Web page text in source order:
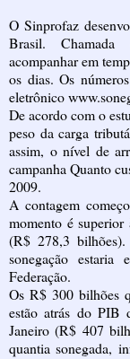
O Sinprofaz
Brasil. Chamada
acompanhar em
os dias. Os
eletrônico
De acordo com o
peso da carga
assim, o nível de
campanha Quanto
2009.
A contagem
momento é superior
(R$ 278,3
sonegação
Federação.
Os R$ 300 bilhões
estão atrás do
Janeiro (R$ 407
quantia sonegada,